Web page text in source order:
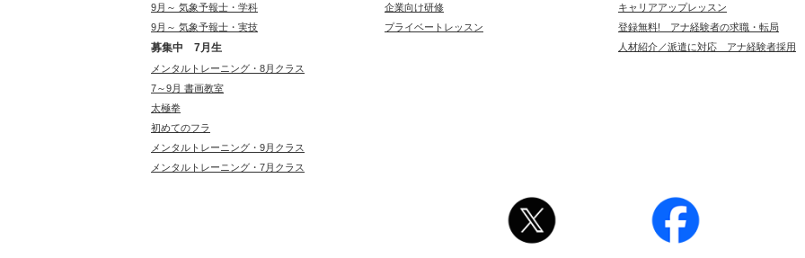
9月～ 気象予報士・学科
9月～ 気象予報士・実技
募集中 7月生
メンタルトレーニング・8月クラス
7～9月 書画教室
太極拳
初めてのフラ
メンタルトレーニング・9月クラス
メンタルトレーニング・7月クラス
企業向け研修
プライベートレッスン
キャリアアップレッスン
登録無料! アナ経験者の求職・転局
人材紹介／派遣に対応 アナ経験者採用